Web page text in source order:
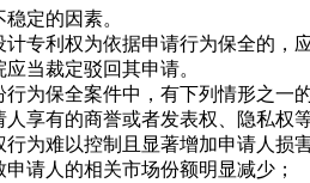
定的因素。
利权为依据申请行为保全的，
当裁定驳回其申请。
保全案件中，有下列情形之一
有的商誉或者发表权、隐私权等
难以控制且显著增加申请人损害
人的相关市场份额明显减少；